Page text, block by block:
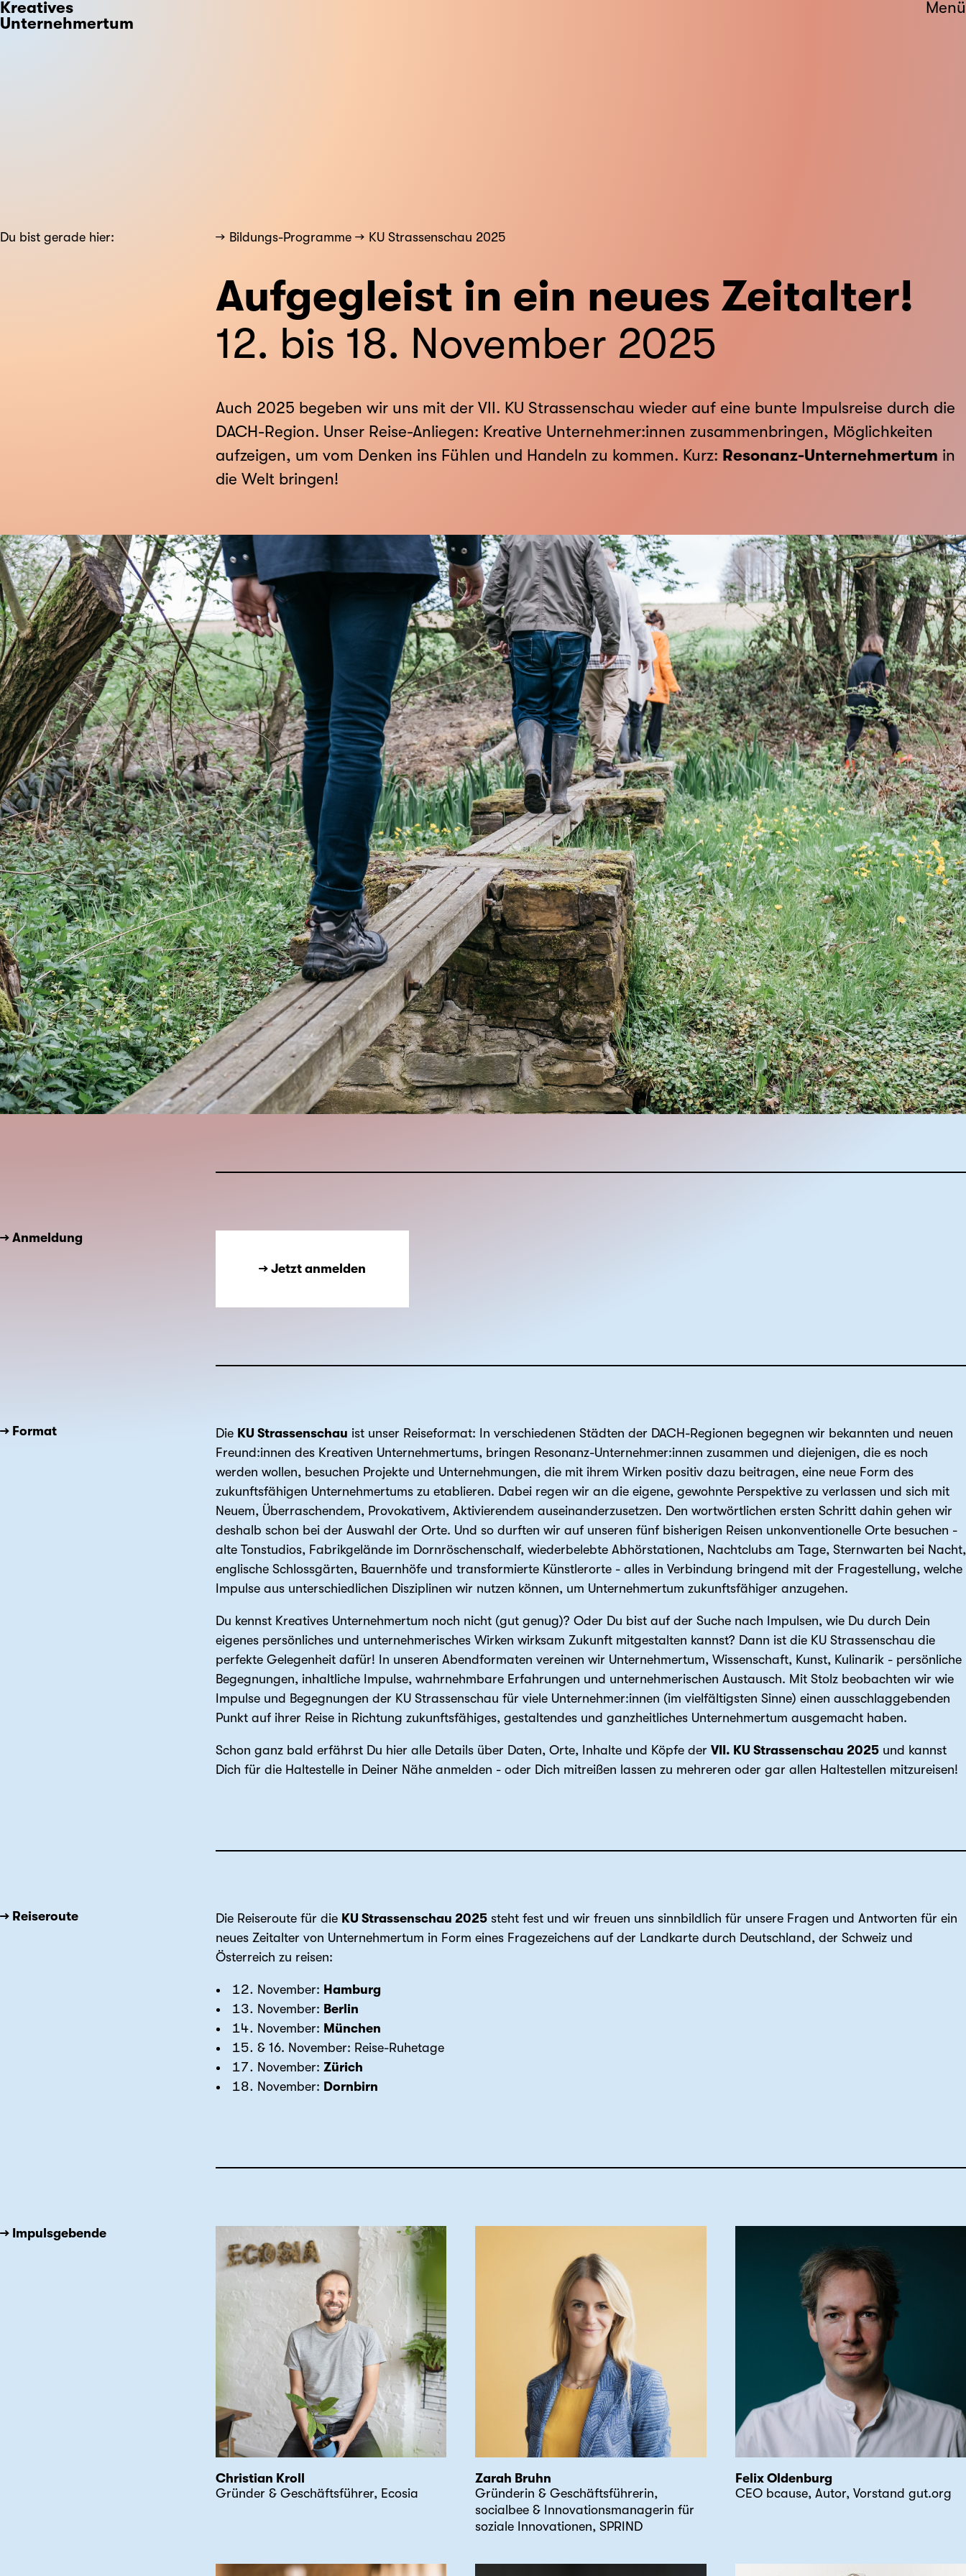
Kreatives
Unternehmertum
Menü
Du bist gerade hier: Bildungs-Programme KU Strassenschau 2025
Aufgegleist in ein neues Zeitalter!
12. bis 18. November 2025
Auch 2025 begeben wir uns mit der VII. KU Strassenschau wieder auf eine bunte Impulsreise durch die
DACH-Region. Unser Reise-Anliegen: Kreative Unternehmer:innen zusammenbringen, Möglichkeiten
aufzeigen, um vom Denken ins Fühlen und Handeln zu kommen. Kurz: Resonanz-Unternehmertum in
die Welt bringen!
→ Anmeldung
→ Jetzt anmelden
→ Format Die KU Strassenschau ist unser Reiseformat: In verschiedenen Städten der DACH-Regionen begegnen wir bekannten und neuen
Freund:innen des Kreativen Unternehmertums, bringen Resonanz-Unternehmer:innen zusammen und diejenigen, die es noch
werden wollen, besuchen Projekte und Unternehmungen, die mit ihrem Wirken positiv dazu beitragen, eine neue Form des
zukunftsfähigen Unternehmertums zu etablieren. Dabei regen wir an die eigene, gewohnte Perspektive zu verlassen und sich mit
Neuem, Überraschendem, Provokativem, Aktivierendem auseinanderzusetzen. Den wortwörtlichen ersten Schritt dahin gehen wir
deshalb schon bei der Auswahl der Orte. Und so durften wir auf unseren fünf bisherigen Reisen unkonventionelle Orte besuchen -
alte Tonstudios, Fabrikgelände im Dornröschenschalf, wiederbelebte Abhörstationen, Nachtclubs am Tage, Sternwarten bei Nacht,
englische Schlossgärten, Bauernhöfe und transformierte Künstlerorte - alles in Verbindung bringend mit der Fragestellung, welche
Impulse aus unterschiedlichen Disziplinen wir nutzen können, um Unternehmertum zukunftsfähiger anzugehen.
Du kennst Kreatives Unternehmertum noch nicht (gut genug)? Oder Du bist auf der Suche nach Impulsen, wie Du durch Dein
eigenes persönliches und unternehmerisches Wirken wirksam Zukunft mitgestalten kannst? Dann ist die KU Strassenschau die
perfekte Gelegenheit dafür! In unseren Abendformaten vereinen wir Unternehmertum, Wissenschaft, Kunst, Kulinarik - persönliche
Begegnungen, inhaltliche Impulse, wahrnehmbare Erfahrungen und unternehmerischen Austausch. Mit Stolz beobachten wir wie
Impulse und Begegnungen der KU Strassenschau für viele Unternehmer:innen (im vielfältigsten Sinne) einen ausschlaggebenden
Punkt auf ihrer Reise in Richtung zukunftsfähiges, gestaltendes und ganzheitliches Unternehmertum ausgemacht haben.
Schon ganz bald erfährst Du hier alle Details über Daten, Orte, Inhalte und Köpfe der VII. KU Strassenschau 2025 und kannst
Dich für die Haltestelle in Deiner Nähe anmelden - oder Dich mitreißen lassen zu mehreren oder gar allen Haltestellen mitzureisen!
→ Reiseroute Die Reiseroute für die KU Strassenschau 2025 steht fest und wir freuen uns sinnbildlich für unsere Fragen und Antworten für ein
neues Zeitalter von Unternehmertum in Form eines Fragezeichens auf der Landkarte durch Deutschland, der Schweiz und
Österreich zu reisen:
November: Hamburg
November: Berlin
November: München
& 16. November: Reise-Ruhetage
November: Zürich
November: Dornbirn
→ Impulsgebende
Christian Kroll
Gründer & Geschäftsführer, Ecosia
Zarah Bruhn
Gründerin & Geschäftsführerin,
socialbee & Innovationsmanagerin für
soziale Innovationen, SPRIND
Felix Oldenburg
CEO bcause, Autor, Vorstand gut.org